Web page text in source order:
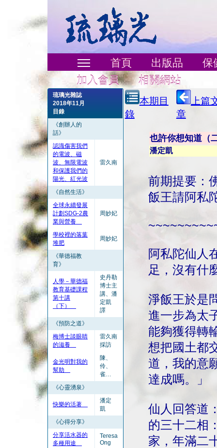
首頁 出版品
保
加入會員
相關網站
琉璃光雜誌
2018年11月
目錄
《創辦人的
話》
認識傷害我們
的電波、磁
波、無限電波
和保護我們的
陽光、紅光波
雷久南
《自然生活》
全球永續發展
計劃SDG-2農
業與營養
周妙妃
學校裡的落葉
堆肥
周妙妃
《華德福教
育》
人學－華德福
教育基礎課程
第十講
（下）
史丹勒
博士主
講、潘
定凱
譯
《預防之道》
梅博士談眼睛
的滋養
雷久南
採訪
金光明對我的
幫助
陳、
伶、
雀…
《心靈湧泉》
快樂的活著
潘定
凱
《心得分享》
分享活水器的
多種用途
Teresa
Ong
本期目
錄
上篇
章
也許你想知道
潘定凱
前期提要：
飯王請阿私
阿私陀仙人
足，沒有什
淨飯王於是
進一步為太
能夠獲得轉
想把國土都
道，我的意
達成嗎。」
仙人回答道
的三十二相
家，年滿二